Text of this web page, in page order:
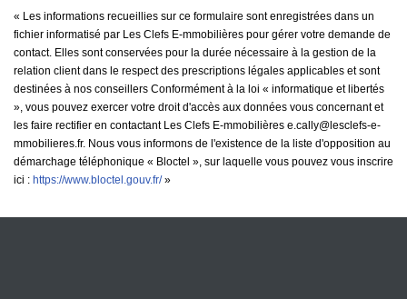
« Les informations recueillies sur ce formulaire sont enregistrées dans un
fichier informatisé par Les Clefs E-mmobilières pour gérer votre demande de
contact. Elles sont conservées pour la durée nécessaire à la gestion de la
relation client dans le respect des prescriptions légales applicables et sont
destinées à nos conseillers Conformément à la loi « informatique et libertés
», vous pouvez exercer votre droit d'accès aux données vous concernant et
les faire rectifier en contactant Les Clefs E-mmobilières e.cally@lesclefs-e-
mmobilieres.fr. Nous vous informons de l'existence de la liste d'opposition au
démarchage téléphonique « Bloctel », sur laquelle vous pouvez vous inscrire
ici : https://www.bloctel.gouv.fr/»